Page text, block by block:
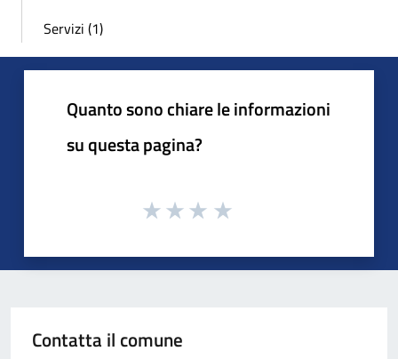
Servizi (1)
Quanto sono chiare le informazioni
su questa pagina?
Contatta il comune